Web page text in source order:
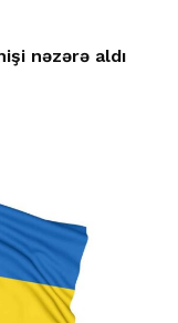
nəzərə aldı